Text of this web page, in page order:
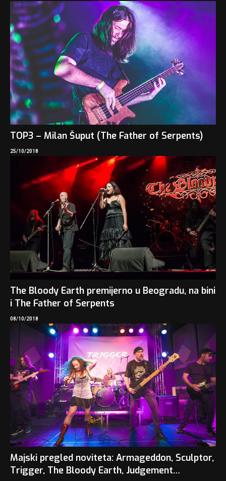
TOP3 – Milan Šuput (The Father of Serpents)
25/10/2018
The Bloody Earth premijerno u Beogradu, na bini
i The Father of Serpents
08/10/2018
Majski pregled noviteta: Armageddon, Sculptor,
Trigger, The Bloody Earth, Judgement…